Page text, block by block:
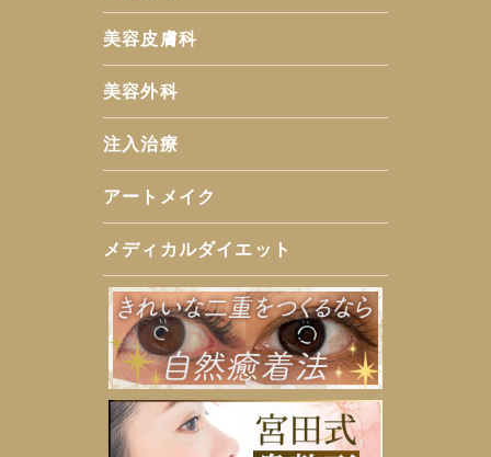
美容皮膚科
美容外科
注入治療
アートメイク
メディカルダイエット